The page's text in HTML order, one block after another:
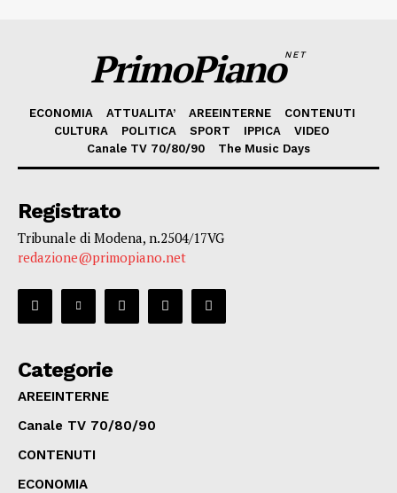
PrimoPianoNET
ECONOMIA ATTUALITA’ AREEINTERNE
CONTENUTI
CULTURA
POLITICA SPORT IPPICA
VIDEO
Canale TV 70/80/90
The Music Days
Registrato
Tribunale di Modena, n.2504/17VG
redazione@primopiano.net
Categorie
AREEINTERNE
Canale TV 70/80/90
CONTENUTI
ECONOMIA